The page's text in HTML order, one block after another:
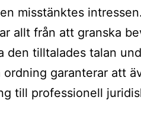
misstänktes intressen.
allt från att granska
den tilltalades talan
garanterar att
till professionell